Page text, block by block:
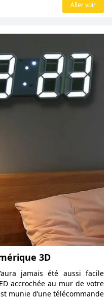
Aller voir
3D
jamais été aussi facile
accrochée au mur de votre
munie d’une télécommande